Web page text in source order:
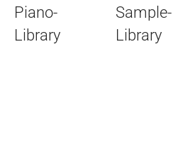
Piano-
Library
Sample-
Library